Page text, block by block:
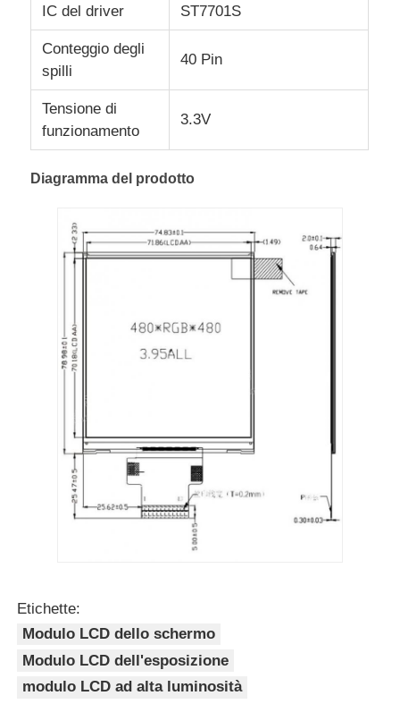
IC del driver ST7701S
Conteggio degli
spilli
40 Pin
Tensione di
funzionamento
3.3V
Diagramma del prodotto
Etichette:
Modulo LCD dello schermo
Modulo LCD dell'esposizione
modulo LCD ad alta luminosità